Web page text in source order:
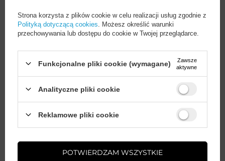
Seria 3mk SilverProtection+
Gwarancja Akcesoria GSM
Wysokość opakowania
towaru w cm
towaru w cm
Wystarczy założyć konto
odblokować zniżki na kolejne
Strona korzysta z plików cookie w celu realizacji usług zgodnie z
Polityką dotyczącą cookies . Możesz określić warunki
przechowywania lub dostępu do cookie w Twojej przeglądarce.
Funkcjonalne pliki cookie (wymagane)
Zawsze
aktywne
Analityczne pliki cookie
Reklamowe pliki cookie
POTWIERDZAM WSZYSTKIE